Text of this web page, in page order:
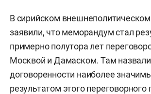
В сирийском
заявили, что меморандум стал
примерно полутора лет
Москвой и Дамаском. Там
договоренности наиболее
результатом этого переговорного